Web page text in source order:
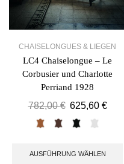
CHAISELONGUES & LIEGEN
LC4 Chaiselongue – Le
Corbusier und Charlotte
Perriand 1928
782,00€ 625,60 €
AUSFÜHRUNG WÄHLEN